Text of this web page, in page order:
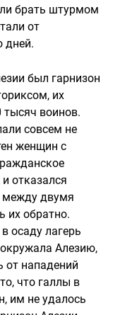
брать штурмом
от
дней.
был гарнизон
их
тысяч воинов.
совсем не
женщин с
отказался
между двумя
их обратно.
осаду лагерь
Алезию,
от нападений
что галлы в
им не удалось